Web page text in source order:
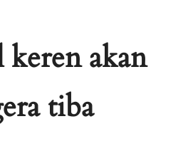
akan
tiba